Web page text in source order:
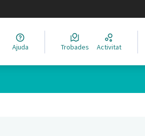
el idioma
Ajuda Trobades Activitat